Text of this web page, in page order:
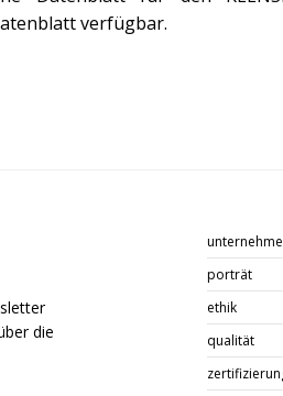
verfügbar.
die
porträt
ethik
qualität